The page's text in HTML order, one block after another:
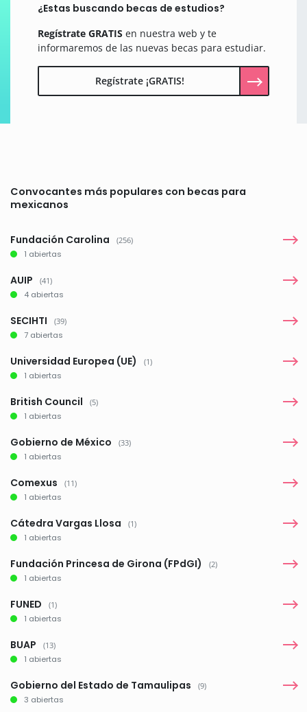
¿Estas buscando becas de estudios?
Regístrate GRATIS en nuestra web y te
informaremos de las nuevas becas para estudiar.
Regístrate ¡GRATIS!
Convocantes más populares con becas para
mexicanos
Fundación Carolina (256)
1 abiertas
AUIP (41)
4 abiertas
SECIHTI (39)
7 abiertas
Universidad Europea (UE) (1)
1 abiertas
British Council (5)
1 abiertas
Gobierno de México (33)
1 abiertas
Comexus (11)
1 abiertas
Cátedra Vargas Llosa (1)
1 abiertas
Fundación Princesa de Girona (FPdGI) (2)
1 abiertas
FUNED (1)
1 abiertas
BUAP (13)
1 abiertas
Gobierno del Estado de Tamaulipas (9)
3 abiertas